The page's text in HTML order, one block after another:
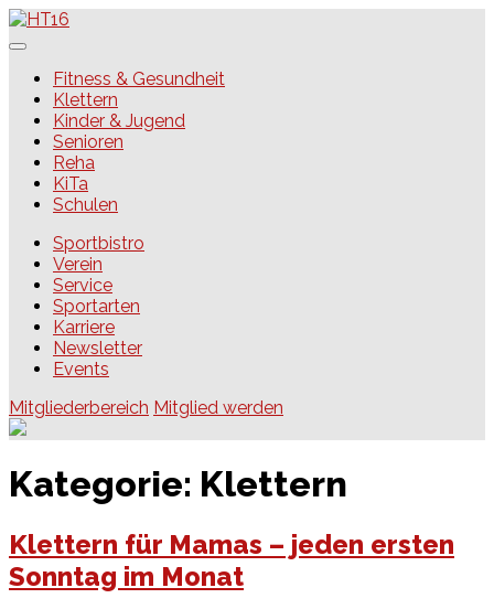
Skip
to
HT16Fitness & Gesundheit
Klettern
Kinder & Jugend
Senioren
Reha
KiTa
Schulen
Sportbistro
Verein
Service
Sportarten
Karriere
Newsletter
Events
Mitgliederbereich Mitglied werden
Kategorie: Klettern
Klettern für Mamas – jeden ersten
Sonntag im Monat